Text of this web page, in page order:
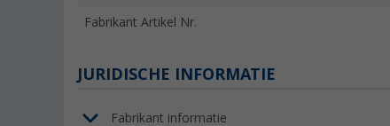
Fabrikant Artikel Nr.
JURIDISCHE INFORMATIE
Fabrikant informatie